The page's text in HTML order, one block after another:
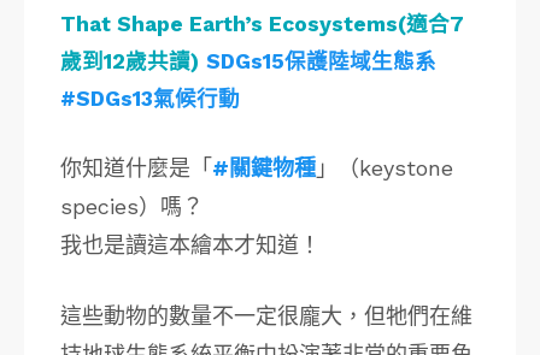
That Shape Earth’s Ecosystems(適合7
歲到12歲共讀) SDGs15保護陸域生態系
#SDGs13氣候行動
你知道什麼是「 #關鍵物種 」（keystone
species）嗎？
我也是讀這本繪本才知道！
這些動物的數量不一定很龐大，但牠們在維